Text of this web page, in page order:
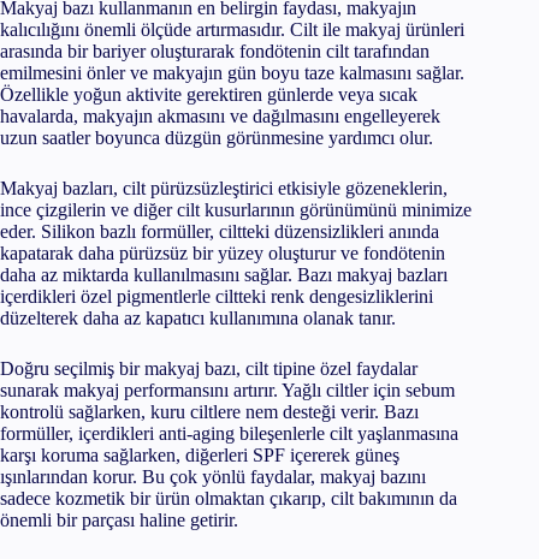
Makyaj bazı kullanmanın en belirgin faydası, makyajın
kalıcılığını önemli ölçüde artırmasıdır. Cilt ile makyaj ürünleri
arasında bir bariyer oluşturarak fondötenin cilt tarafından
emilmesini önler ve makyajın gün boyu taze kalmasını sağlar.
Özellikle yoğun aktivite gerektiren günlerde veya sıcak
havalarda, makyajın akmasını ve dağılmasını engelleyerek
uzun saatler boyunca düzgün görünmesine yardımcı olur.
Makyaj bazları, cilt pürüzsüzleştirici etkisiyle gözeneklerin,
ince çizgilerin ve diğer cilt kusurlarının görünümünü minimize
eder. Silikon bazlı formüller, ciltteki düzensizlikleri anında
kapatarak daha pürüzsüz bir yüzey oluşturur ve fondötenin
daha az miktarda kullanılmasını sağlar. Bazı makyaj bazları
içerdikleri özel pigmentlerle ciltteki renk dengesizliklerini
düzelterek daha az kapatıcı kullanımına olanak tanır.
Doğru seçilmiş bir makyaj bazı, cilt tipine özel faydalar
sunarak makyaj performansını artırır. Yağlı ciltler için sebum
kontrolü sağlarken, kuru ciltlere nem desteği verir. Bazı
formüller, içerdikleri anti-aging bileşenlerle cilt yaşlanmasına
karşı koruma sağlarken, diğerleri SPF içererek güneş
ışınlarından korur. Bu çok yönlü faydalar, makyaj bazını
sadece kozmetik bir ürün olmaktan çıkarıp, cilt bakımının da
önemli bir parçası haline getirir.